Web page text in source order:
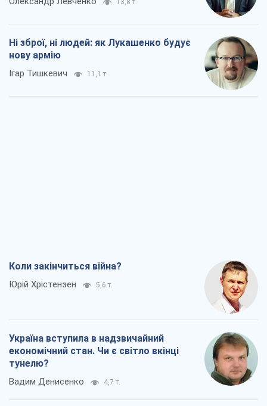
13,8 т.
Ні зброї, ні людей: як Лукашенко будує
нову армію
Ігар Тишкевич 11,1 т.
Коли закінчиться війна?
Юрій Хрістензен 5,6 т.
Україна вступила в надзвичайний
економічний стан. Чи є світло вкінці
тунелю?
Вадим Денисенко 4,7 т.